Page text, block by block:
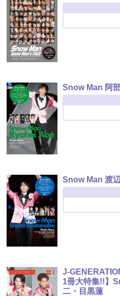
Snow Man 阿
Snow Man 渡
J-
1冊大特集!!】
二・目黒蓮